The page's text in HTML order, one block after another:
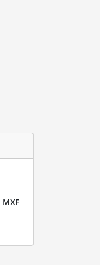
MXF